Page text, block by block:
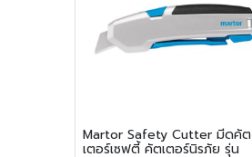
Martor Safety Cutter มีดคัต
เตอร์เซฟตี้ คัตเตอร์นิรภัย รุ่น